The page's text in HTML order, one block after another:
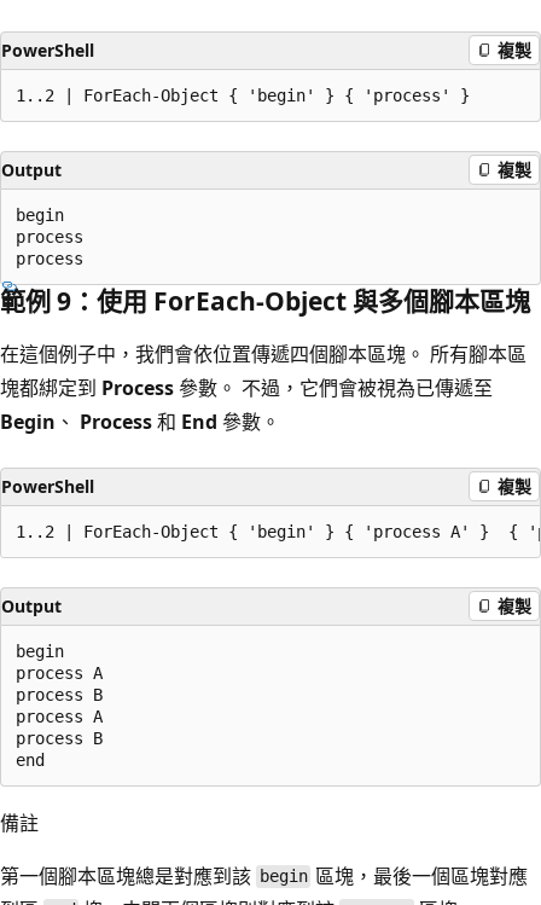
PowerShell 複製
Output 複製
begin
process
範例 9：使用 ForEach-Object 與多個腳本區塊
在這個例子中，我們會依位置傳遞四個腳本區塊。 所有腳本區
塊都綁定到 Process參數。 不過，它們會被視為已傳遞至
Begin 、 Process和 End 參數。
PowerShell 複製
Output 複製
begin
process A
process B
process A
process B
備註
第一個腳本區塊總是對應到該 begin 區塊，最後一個區塊對應